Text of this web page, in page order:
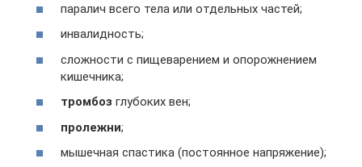
паралич всего тела или отдельных частей;
инвалидность;
сложности с пищеварением и опорожнением
кишечника;
тромбоз глубоких вен;
пролежни;
мышечная спастика (постоянное напряжение);